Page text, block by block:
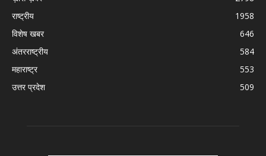
राष्ट्रीय
1958
विशेष खबर
646
अंतरराष्ट्रीय
584
महाराष्ट्र
553
उत्तर प्रदेश
509